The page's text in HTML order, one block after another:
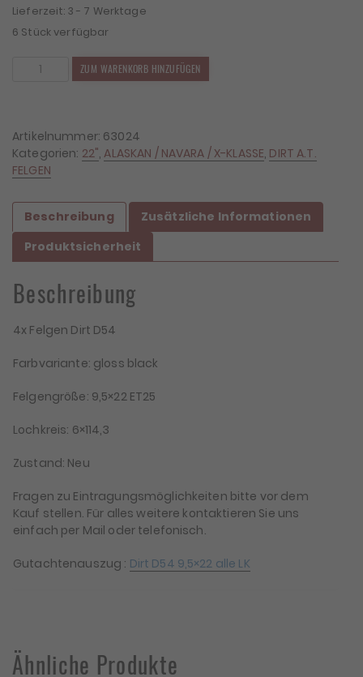
Lieferzeit: 3 - 7 Werktage
6 Stück verfügbar
9,5x22
ET25
6x114,3
Menge
ZUM WARENKORB HINZUFÜGEN
Artikelnummer: 63024
Kategorien: 22",ALASKAN / NAVARA / X-KLASSE, DIRT A.T.
FELGEN
Beschreibung
Zusätzliche Informationen
Produktsicherheit
Beschreibung
4x Felgen Dirt D54
Farbvariante: gloss black
Felgengröße: 9,5×22 ET25
Lochkreis: 6×114,3
Zustand: Neu
Fragen zu Eintragungsmöglichkeiten bitte vor dem
Kauf stellen. Für alles weitere kontaktieren Sie uns
einfach per Mail oder telefonisch.
Gutachtenauszug : Dirt D54 9,5×22 alle LK
Ähnliche Produkte